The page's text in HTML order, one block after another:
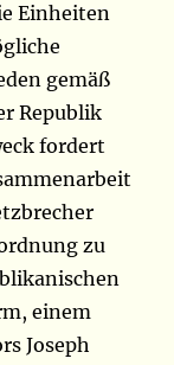
Einheiten
gemäß
Republik
fordert
zu
einem
Joseph